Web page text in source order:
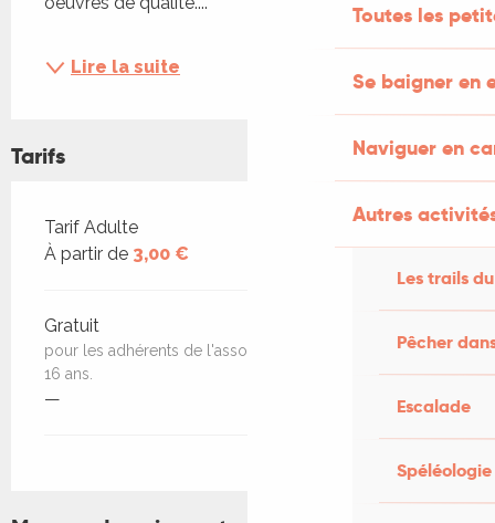
Toutes les
Se baigner en
Naviguer en
Autres
Les trails
Pêcher
Escalade
Spéléologie
Lire la suite
Tarifs
Tarifs 2026
Tarif Adulte
À partir de 3,00 €
Gratuit
pour les adhérents de l'association et les jeunes jusqu'à
16 ans.
—